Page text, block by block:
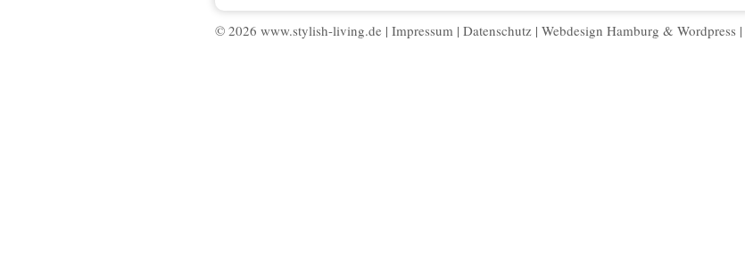
© 2026 www.stylish-living.de | Impressum | Datenschutz | Webdesign Hamburg & Wordpress |